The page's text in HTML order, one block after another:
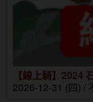
【線上騎】2024
2026-12-31 (四) /